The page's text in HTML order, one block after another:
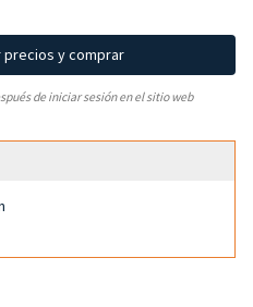
precios y comprar
de iniciar sesión en el sitio web